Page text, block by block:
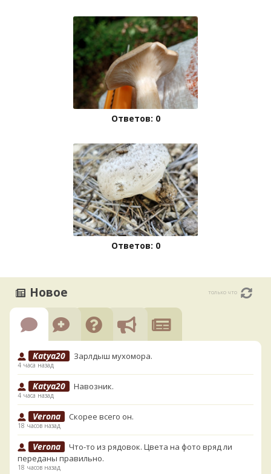
Ответов: 0
Ответов: 0
Новое только что
Katya20 Зарлдыш мухомора.
4 часа назад
Katya20 Навозник.
4 часа назад
Verona Скорее всего он.
18 часов назад
Verona
Что-то из рядовок. Цвета на фото вряд ли
переданы правильно.
18 часов назад